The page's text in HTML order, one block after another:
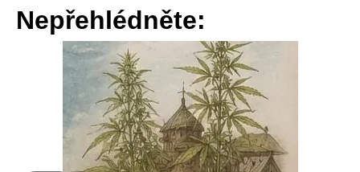
Nepřehlédněte: